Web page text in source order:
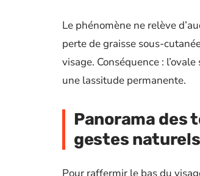
Le phénomène ne relève
perte de graisse sous-
visage. Conséquence :
une lassitude permanente.
Panorama des
gestes